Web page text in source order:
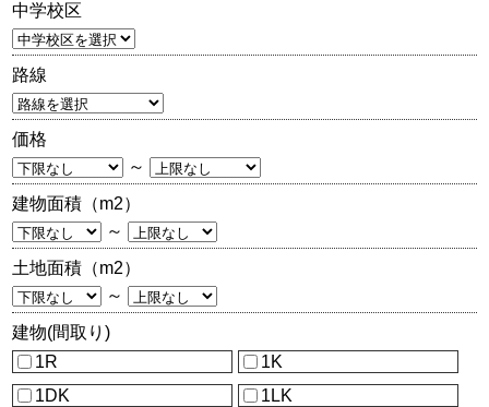
中学校区
路線
価格
～
建物面積（m2）
～
土地面積（m2）
～
建物(間取り)
1R
1K
1DK
1LK